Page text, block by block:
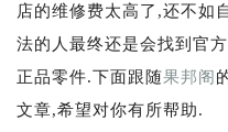
店的维修费太高了,还不如
法的人最终还是会找到官
正品零件.下面跟随果邦阁
文章,希望对你有所帮助.